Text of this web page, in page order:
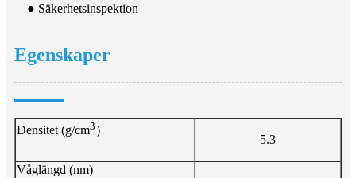
● Säkerhetsinspektion
Egenskaper
Densitet (g/cm3 ）
5.3
Våglängd (nm)